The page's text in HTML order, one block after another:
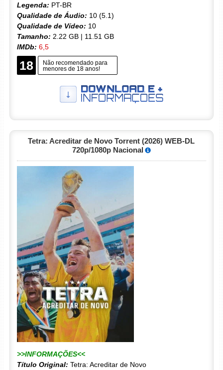
Legenda: PT-BR
Qualidade de Áudio: 10 (5.1)
Qualidade de Vídeo: 10
Tamanho: 2.22 GB | 11.51 GB
IMDb: 6,5
18
Não recomendado para
menores de 18 anos!
Tetra: Acreditar de Novo Torrent (2026) WEB-DL
720p/1080p Nacional
>>INFORMAÇÕES<<
Título Original: Tetra: Acreditar de Novo